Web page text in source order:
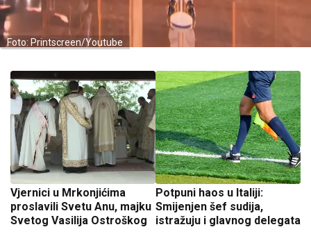
Foto: Printscreen/Youtube
Vjernici u Mrkonjićima
proslavili Svetu Anu, majku
Svetog Vasilija Ostroškog
Potpuni haos u Italiji:
Smijenjen šef sudija,
istražuju i glavnog delegata